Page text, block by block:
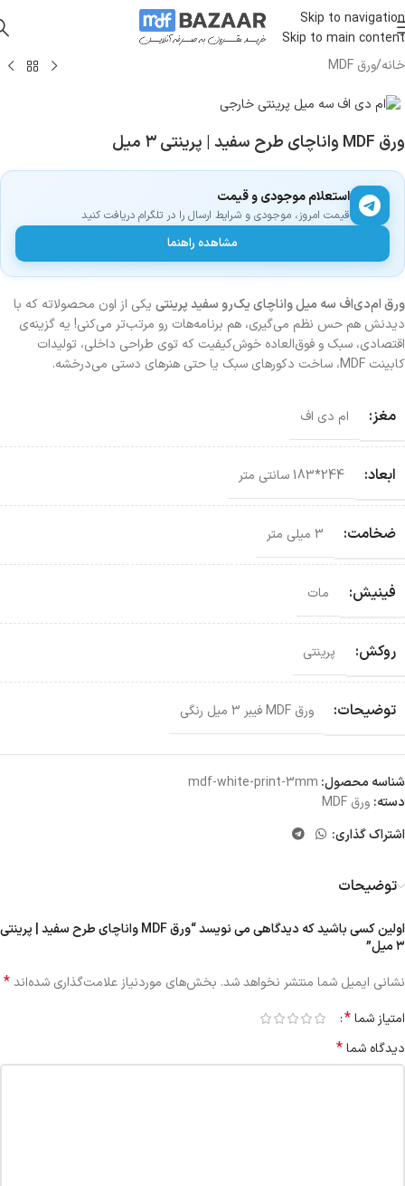
Skip to navigation
Skip to main content
خانه/ورق MDF
ورق MDF واناچای طرح سفید | پرینتی ۳ میل
استعلام موجودی و قیمت
قیمت امروز، موجودی و شرایط ارسال را در تلگرام دریافت کنید
مشاهده راهنما
ورق ام‌دی‌اف سه میل واناچای یک‌رو سفید پرینتی یکی از اون محصولاته که با
دیدنش هم حس نظم می‌گیری، هم برنامه‌هات رو مرتب‌تر می‌کنی! یه گزینه‌ی
اقتصادی، سبک و فوق‌العاده خوش‌کیفیت که توی طراحی داخلی، تولیدات
کابینت MDF، ساخت دکورهای سبک یا حتی هنرهای دستی می‌درخشه.
مغز: ام دی اف
ابعاد: 244*183 سانتی‌ متر
ضخامت: 3 میلی متر
فینیش: مات
روکش: پرینتی
توضیحات: ورق MDF فیبر 3 میل رنگی
شناسه محصول: mdf-white-print-3mm
دسته: ورق MDF
اشتراک گذاری:
توضیحات
اولین کسی باشید که دیدگاهی می نویسد “ورق MDF واناچای طرح سفید | پرینتی
۳ میل”
نشانی ایمیل شما منتشر نخواهد شد. بخش‌های موردنیاز علامت‌گذاری شده‌اند*
امتیاز شما*
دیدگاه شما*